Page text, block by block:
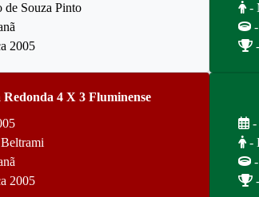
Souza Pinto
2005
-
Redonda 4 X 3 Fluminense
2005
-
-